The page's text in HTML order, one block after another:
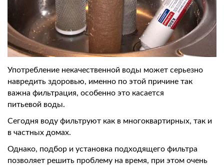
Употребление некачественной воды может серьезно
навредить здоровью, именно по этой причине так
важна фильтрация, особенно это касается
питьевой воды.
Сегодня воду фильтруют как в многоквартирных, так и
в частных домах.
Однако, подбор и установка подходящего фильтра
позволяет решить проблему на время, при этом очень